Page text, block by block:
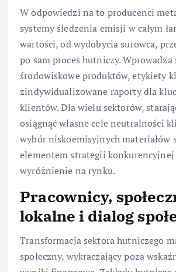
W odpowiedzi na to producenci
systemy śledzenia emisji w całym
wartości, od wydobycia surowca,
po sam proces hutniczy. Wprowadza
środowiskowe produktów, etykiety
zindywidualizowane raporty dla
klientów. Dla wielu sektorów,
osiągnąć własne cele neutralności
wybór niskoemisyjnych materiałów
elementem strategii konkurencyjnej
wyróżnienie na rynku.
Pracownicy,
lokalne i dialog
Transformacja sektora hutniczego
społeczny, wykraczający poza